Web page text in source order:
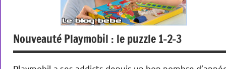
Nouveauté Playmobil : le puzzle 1-2-3